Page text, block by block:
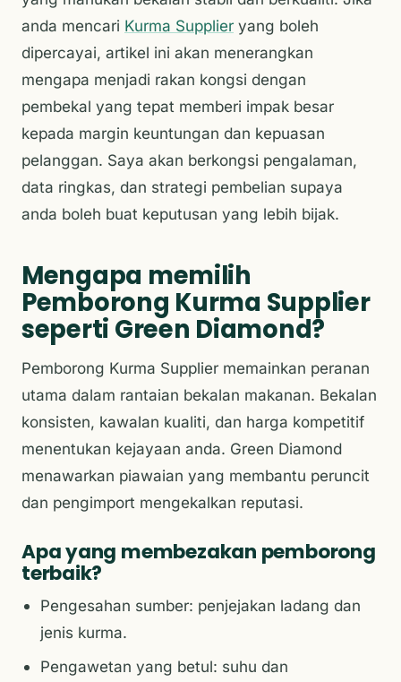
anda mencari Kurma Supplier yang boleh
dipercayai, artikel ini akan menerangkan
mengapa menjadi rakan kongsi dengan
pembekal yang tepat memberi impak besar
kepada margin keuntungan dan kepuasan
pelanggan. Saya akan berkongsi pengalaman,
data ringkas, dan strategi pembelian supaya
anda boleh buat keputusan yang lebih bijak.
Mengapa memilih
Pemborong Kurma Supplier
seperti Green Diamond?
Pemborong Kurma Supplier memainkan peranan
utama dalam rantaian bekalan makanan. Bekalan
konsisten, kawalan kualiti, dan harga kompetitif
menentukan kejayaan anda. Green Diamond
menawarkan piawaian yang membantu peruncit
dan pengimport mengekalkan reputasi.
Apa yang membezakan pemborong
terbaik?
Pengesahan sumber: penjejakan ladang dan
jenis kurma.
Pengawetan yang betul: suhu dan